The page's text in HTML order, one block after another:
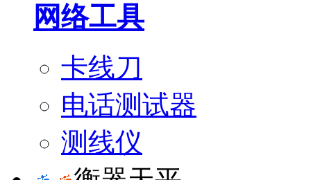
网络工具
卡线刀
电话测试器
测线仪